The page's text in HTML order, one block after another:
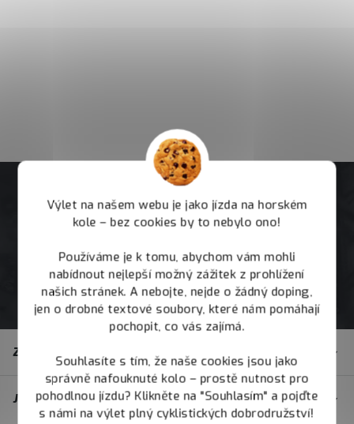
Výlet na našem webu je jako jízda na horském
kole – bez cookies by to nebylo ono!
Používáme je k tomu, abychom vám mohli
nabídnout nejlepší možný zážitek z prohlížení
našich stránek. A nebojte, nejde o žádný doping,
jen o drobné textové soubory, které nám pomáhají
pochopit, co vás zajímá.
Souhlasíte s tím, že naše cookies jsou jako
správně nafouknuté kolo – prostě nutnost pro
pohodlnou jízdu? Klikněte na "Souhlasím" a pojďte
s námi na výlet plný cyklistických dobrodružství!
Zákaznický servis
JOY.BIKE